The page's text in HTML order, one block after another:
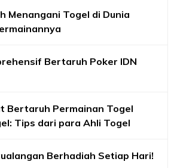
Menangani Togel di Dunia
Bertaruh Poker IDN
Bertaruh Permainan Togel
Tips dari para Ahli Togel
Berhadiah Setiap Hari!